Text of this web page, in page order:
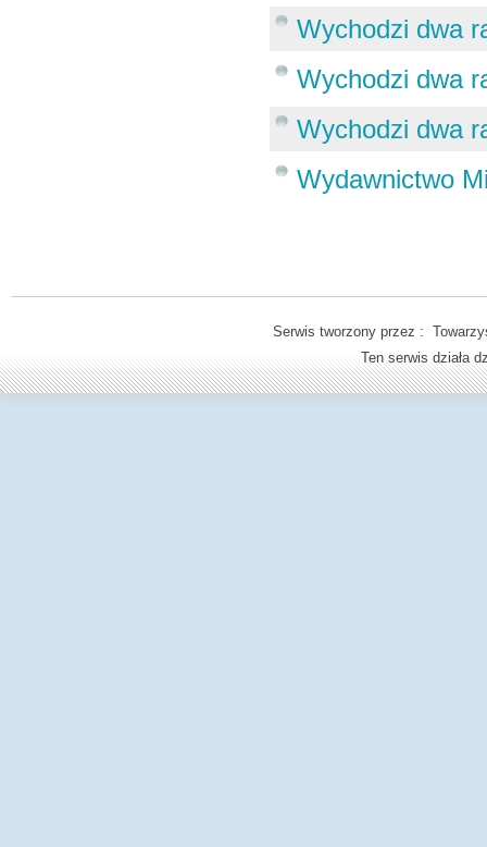
Wychodzi dwa
Wychodzi dwa
Wychodzi dwa
Wydawnictwo
Serwis tworzony przez :
Ten serwis działa